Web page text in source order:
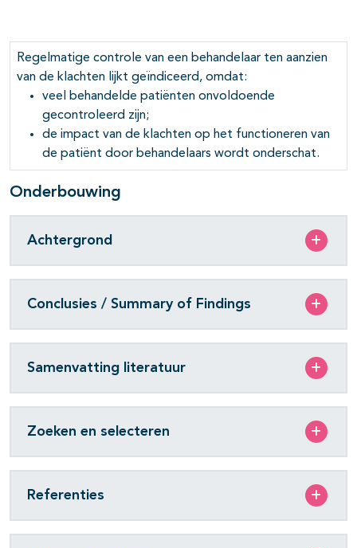
Regelmatige controle van een behandelaar ten aanzien
van de klachten lijkt geïndiceerd, omdat:
veel behandelde patiënten onvoldoende
gecontroleerd zijn;
de impact van de klachten op het functioneren van
de patiënt door behandelaars wordt onderschat.
Onderbouwing
Achtergrond
Conclusies / Summary of Findings
Samenvatting literatuur
Zoeken en selecteren
Referenties